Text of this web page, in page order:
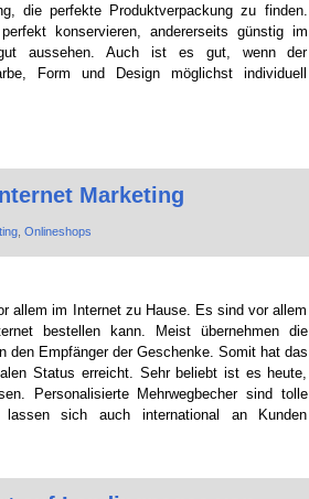
die perfekte Produktverpackung zu finden.
konservieren, andererseits günstig im
aussehen. Auch ist es gut, wenn der
Form und Design möglichst individuell
Marketing
, Onlineshops
allem im Internet zu Hause. Es sind vor allem
bestellen kann. Meist übernehmen die
den Empfänger der Geschenke. Somit hat das
Status erreicht. Sehr beliebt ist es heute,
Personalisierte Mehrwegbecher sind tolle
sich auch international an Kunden